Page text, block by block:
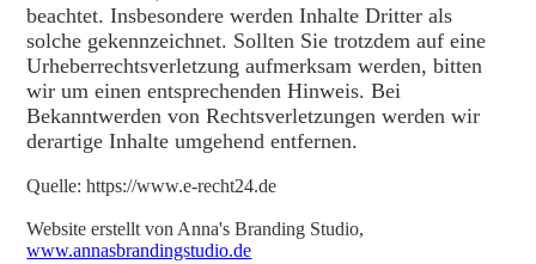
beachtet. Insbesondere werden Inhalte Dritter als
solche gekennzeichnet. Sollten Sie trotzdem auf eine
Urheberrechtsverletzung aufmerksam werden, bitten
wir um einen entsprechenden Hinweis. Bei
Bekanntwerden von Rechtsverletzungen werden wir
derartige Inhalte umgehend entfernen.
Quelle: https://www.e-recht24.de
Website erstellt von Anna's Branding Studio,
www.annasbrandingstudio.de